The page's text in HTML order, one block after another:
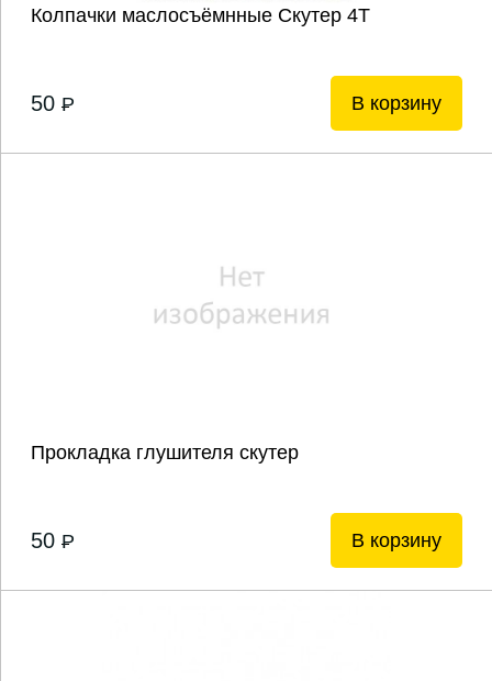
Колпачки маслосъёмнные Скутер 4Т
50 P В корзину
Прокладка глушителя скутер
50 P В корзину